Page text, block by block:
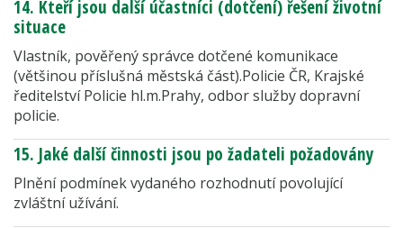
14. Kteří jsou další účastníci (dotčení) řešení životní
situace
Vlastník, pověřený správce dotčené komunikace
(většinou příslušná městská část).Policie ČR, Krajské
ředitelství Policie hl.m.Prahy, odbor služby dopravní
policie.
15. Jaké další činnosti jsou po žadateli požadovány
Plnění podmínek vydaného rozhodnutí povolující
zvláštní užívání.